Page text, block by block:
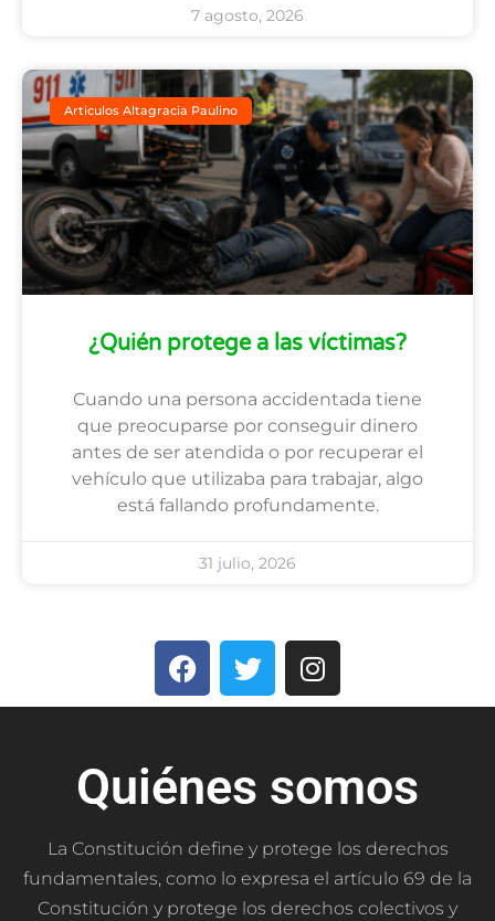
7 agosto, 2026
Articulos Altagracia Paulino
¿Quién protege a las víctimas?
Cuando una persona accidentada tiene
que preocuparse por conseguir dinero
antes de ser atendida o por recuperar el
vehículo que utilizaba para trabajar, algo
está fallando profundamente.
31 julio, 2026
Quiénes somos
La Constitución define y protege los derechos
fundamentales, como lo expresa el artículo 69 de la
Constitución y protege los derechos colectivos y